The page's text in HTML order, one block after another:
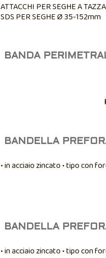
ATTACCHI PER SEGHE A
SDS PER SEGHE Ø 35-152mm
BANDA
BANDELLA
• in acciaio zincato • tipo con
BANDELLA
• in acciaio zincato • tipo con